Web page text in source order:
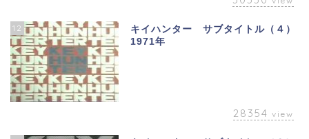
12
キイハンター サブタイトル（４）
1971年
28354 view